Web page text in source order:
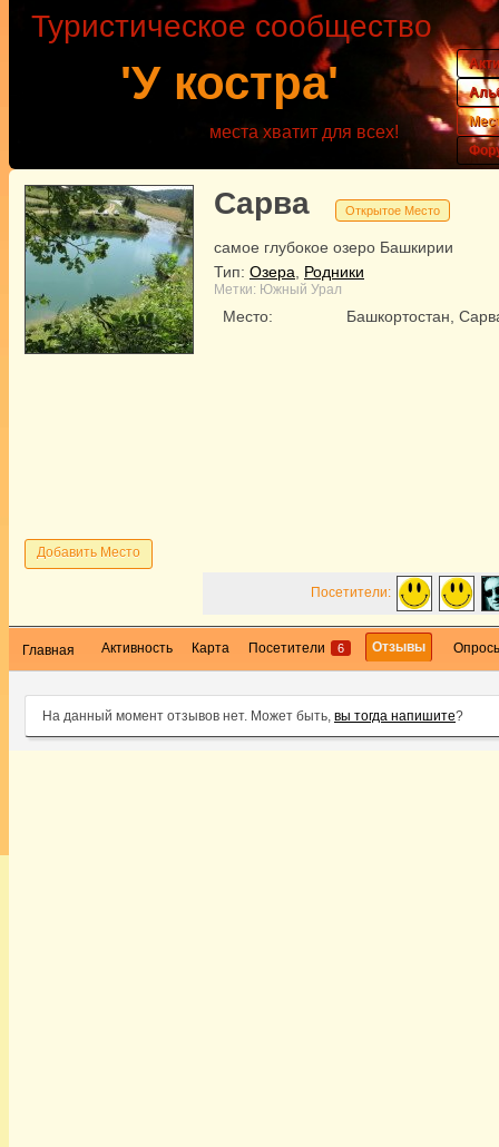
'У костра'
Туристическое сообщество
места хватит для всех!
Сарва Открытое Место
самое глубокое озеро Башкирии
Тип: Озера Родники
Метки: Южный Урал
Место: Башкортостан,
Добавить Место
Посетители:
Главная Активность Карта Посетители 6 Отзывы
На данный момент отзывов нет. Может быть, вы тогда напишите?